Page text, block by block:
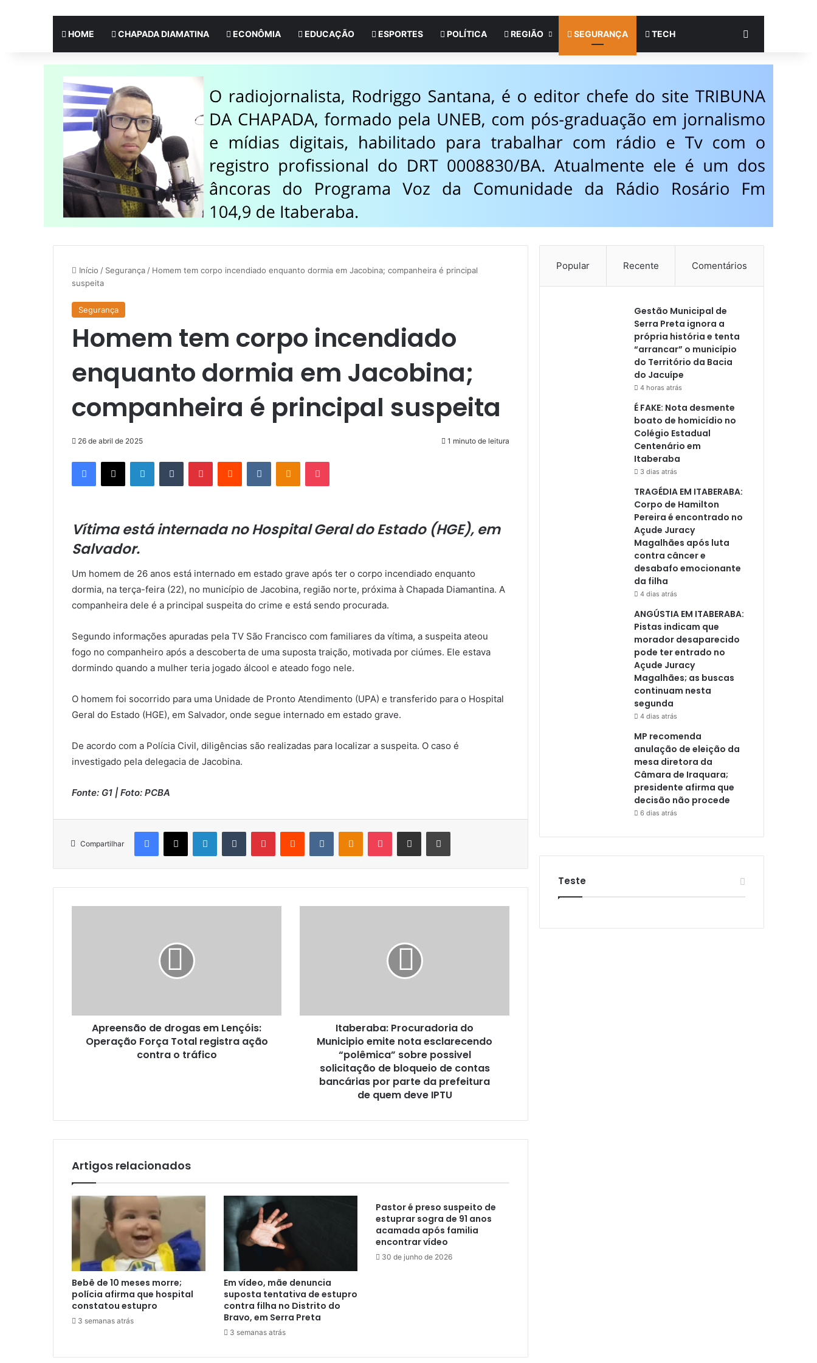
HOME CHAPADA DIAMATINA ECONÔMIA EDUCAÇÃO ESPORTES POLÍTICA REGIÃO SEGURANÇA TECH
Início / Segurança / Homem tem corpo incendiado enquanto dormia em Jacobina; companheira é principal
suspeita
Segurança
Homem tem corpo incendiado
enquanto dormia em Jacobina;
companheira é principal suspeita
26 de abril de 2025 1 minuto de leitura
Facebook
X LinkedinTumblr PinterestReddit VK OK Pocket
Vítima está internada no Hospital Geral do Estado (HGE), em
Salvador.
Um homem de 26 anos está internado em estado grave após ter o corpo incendiado enquanto
dormia, na terça-feira (22), no município de Jacobina, região norte, próxima à Chapada Diamantina. A
companheira dele é a principal suspeita do crime e está sendo procurada.
Segundo informações apuradas pela TV São Francisco com familiares da vítima, a suspeita ateou
fogo no companheiro após a descoberta de uma suposta traição, motivada por ciúmes. Ele estava
dormindo quando a mulher teria jogado álcool e ateado fogo nele.
O homem foi socorrido para uma Unidade de Pronto Atendimento (UPA) e transferido para o Hospital
Geral do Estado (HGE), em Salvador, onde segue internado em estado grave.
De acordo com a Polícia Civil, diligências são realizadas para localizar a suspeita. O caso é
investigado pela delegacia de Jacobina.
Fonte: G1 | Foto: PCBA
Compartilhar
Facebook
X LinkedinTumblr PinterestReddit VK OK Pocket Compartilhar via e-mail Imprimir
registra
contra
Apreensão de drogas em Lençóis:
Operação Força Total registra ação
contra o tráfico
sobre
solicitação
bloqueio
da
Itaberaba: Procuradoria do
Municipio emite nota esclarecendo
“polêmica” sobre possivel
solicitação de bloqueio de contas
bancárias por parte da prefeitura
de quem deve IPTU
Artigos relacionados
Bebê de 10 meses morre;
polícia afirma que hospital
constatou estupro
3 semanas atrás
Em vídeo, mãe denuncia
suposta tentativa de estupro
contra filha no Distrito do
Bravo, em Serra Preta
3 semanas atrás
Pastor é preso suspeito de
estuprar sogra de 91 anos
acamada após familia
encontrar vídeo
30 de junho de 2026
Popular Recente Comentários
Gestão Municipal de
Serra Preta ignora a
própria história e tenta
“arrancar” o município
do Território da Bacia
do Jacuípe
4 horas atrás
É FAKE: Nota desmente
boato de homicídio no
Colégio Estadual
Centenário em
Itaberaba
3 dias atrás
TRAGÉDIA EM ITABERABA:
Corpo de Hamilton
Pereira é encontrado no
Açude Juracy
Magalhães após luta
contra câncer e
desabafo emocionante
da filha
4 dias atrás
ANGÚSTIA EM ITABERABA:
Pistas indicam que
morador desaparecido
pode ter entrado no
Açude Juracy
Magalhães; as buscas
continuam nesta
segunda
4 dias atrás
MP recomenda
anulação de eleição da
mesa diretora da
Câmara de Iraquara;
presidente afirma que
decisão não procede
6 dias atrás
Teste